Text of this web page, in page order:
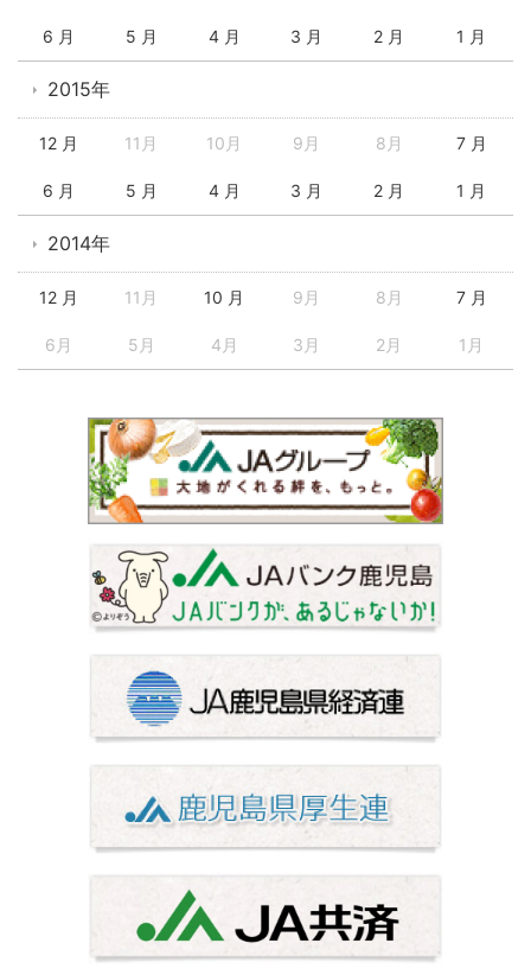
6 月 5 月 4 月 3 月 2 月 1 月
2015年
12 月 11月 10月 9月 8月 7 月
6 月 5 月 4 月 3 月 2 月 1 月
2014年
12 月 11月 10 月 9月 8月 7 月
6月 5月 4月 3月 2月 1月